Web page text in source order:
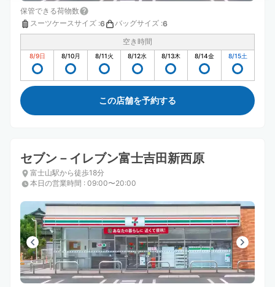
保管できる荷物数
スーツケースサイズ :6 バッグサイズ :6
空き時間
8/9日 8/10月 8/11火 8/12水 8/13木 8/14金 8/15土
この店舗を予約する
セブン－イレブン富士吉田新西原
富士山駅から徒歩18分
本日の営業時間 : 09:00〜20:00